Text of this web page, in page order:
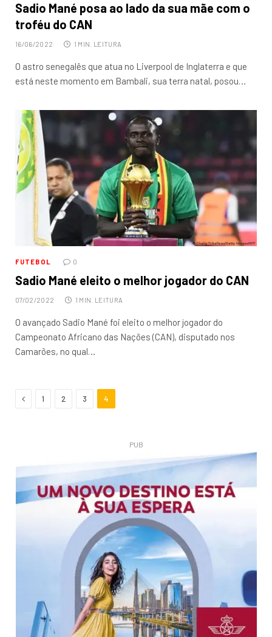
Sadio Mané posa ao lado da sua mãe com o
troféu do CAN
16/06/2022 1 MIN. LEITURA
O astro senegalês que atua no Liverpool de Inglaterra e que
está neste momento em Bambali, sua terra natal, posou…
FUTEBOL 0
Sadio Mané eleito o melhor jogador do CAN
07/02/2022 1 MIN. LEITURA
O avançado Sadio Mané foi eleito o melhor jogador do
Campeonato Africano das Nações (CAN), disputado nos
Camarões, no qual…
Anterior
1 2 3 4
PUB